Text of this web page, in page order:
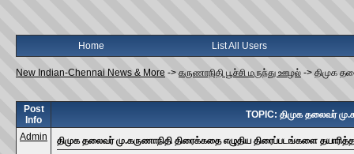
Home List All Users
New Indian-Chennai News & More -> கருணாநிதி பூச்சி மருந்து ஊழல் -> திமுக
Post
Info
TOPIC: திமுக தலைவர்
Admin
திமுக தலைவர் மு.கருணாநிதி திரைக்கதை எழுதிய திரைப்படங்களை